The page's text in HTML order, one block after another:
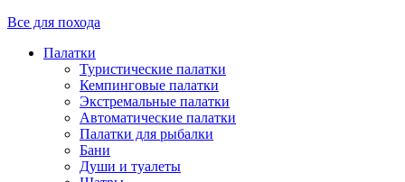
Все для похода
Палатки
Туристические палатки
Кемпинговые палатки
Экстремальные палатки
Автоматические палатки
Палатки для рыбалки
Бани
Души и туалеты